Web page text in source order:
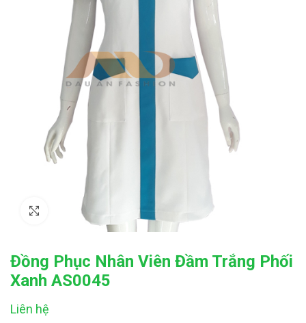
Click to enlarge
Đồng Phục Nhân Viên Đầm Trắng Phối
Xanh AS0045
Liên hệ